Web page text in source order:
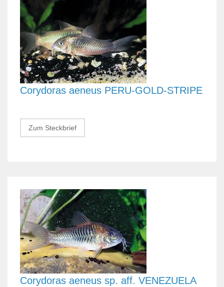
Corydoras aeneus PERU-GOLD-STRIPE
Zum Steckbrief
Corydoras aeneus sp. aff. VENEZUELA